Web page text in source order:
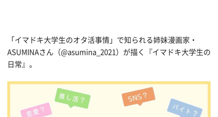
「イマドキ大学生のオタ活事情」で知られる姉妹漫画家・
ASUMINAさん（@asumina_2021）が描く『イマドキ大学生の
日常』。